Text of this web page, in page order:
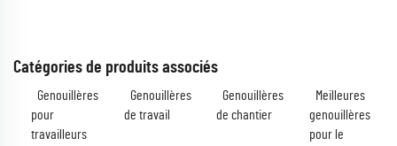
Catégories de produits associés
Genouillères
pour
travailleurs
Genouillères
de travail
Genouillères
de chantier
Meilleures
genouillères
pour le